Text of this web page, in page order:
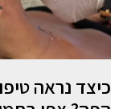
כיצד נראה